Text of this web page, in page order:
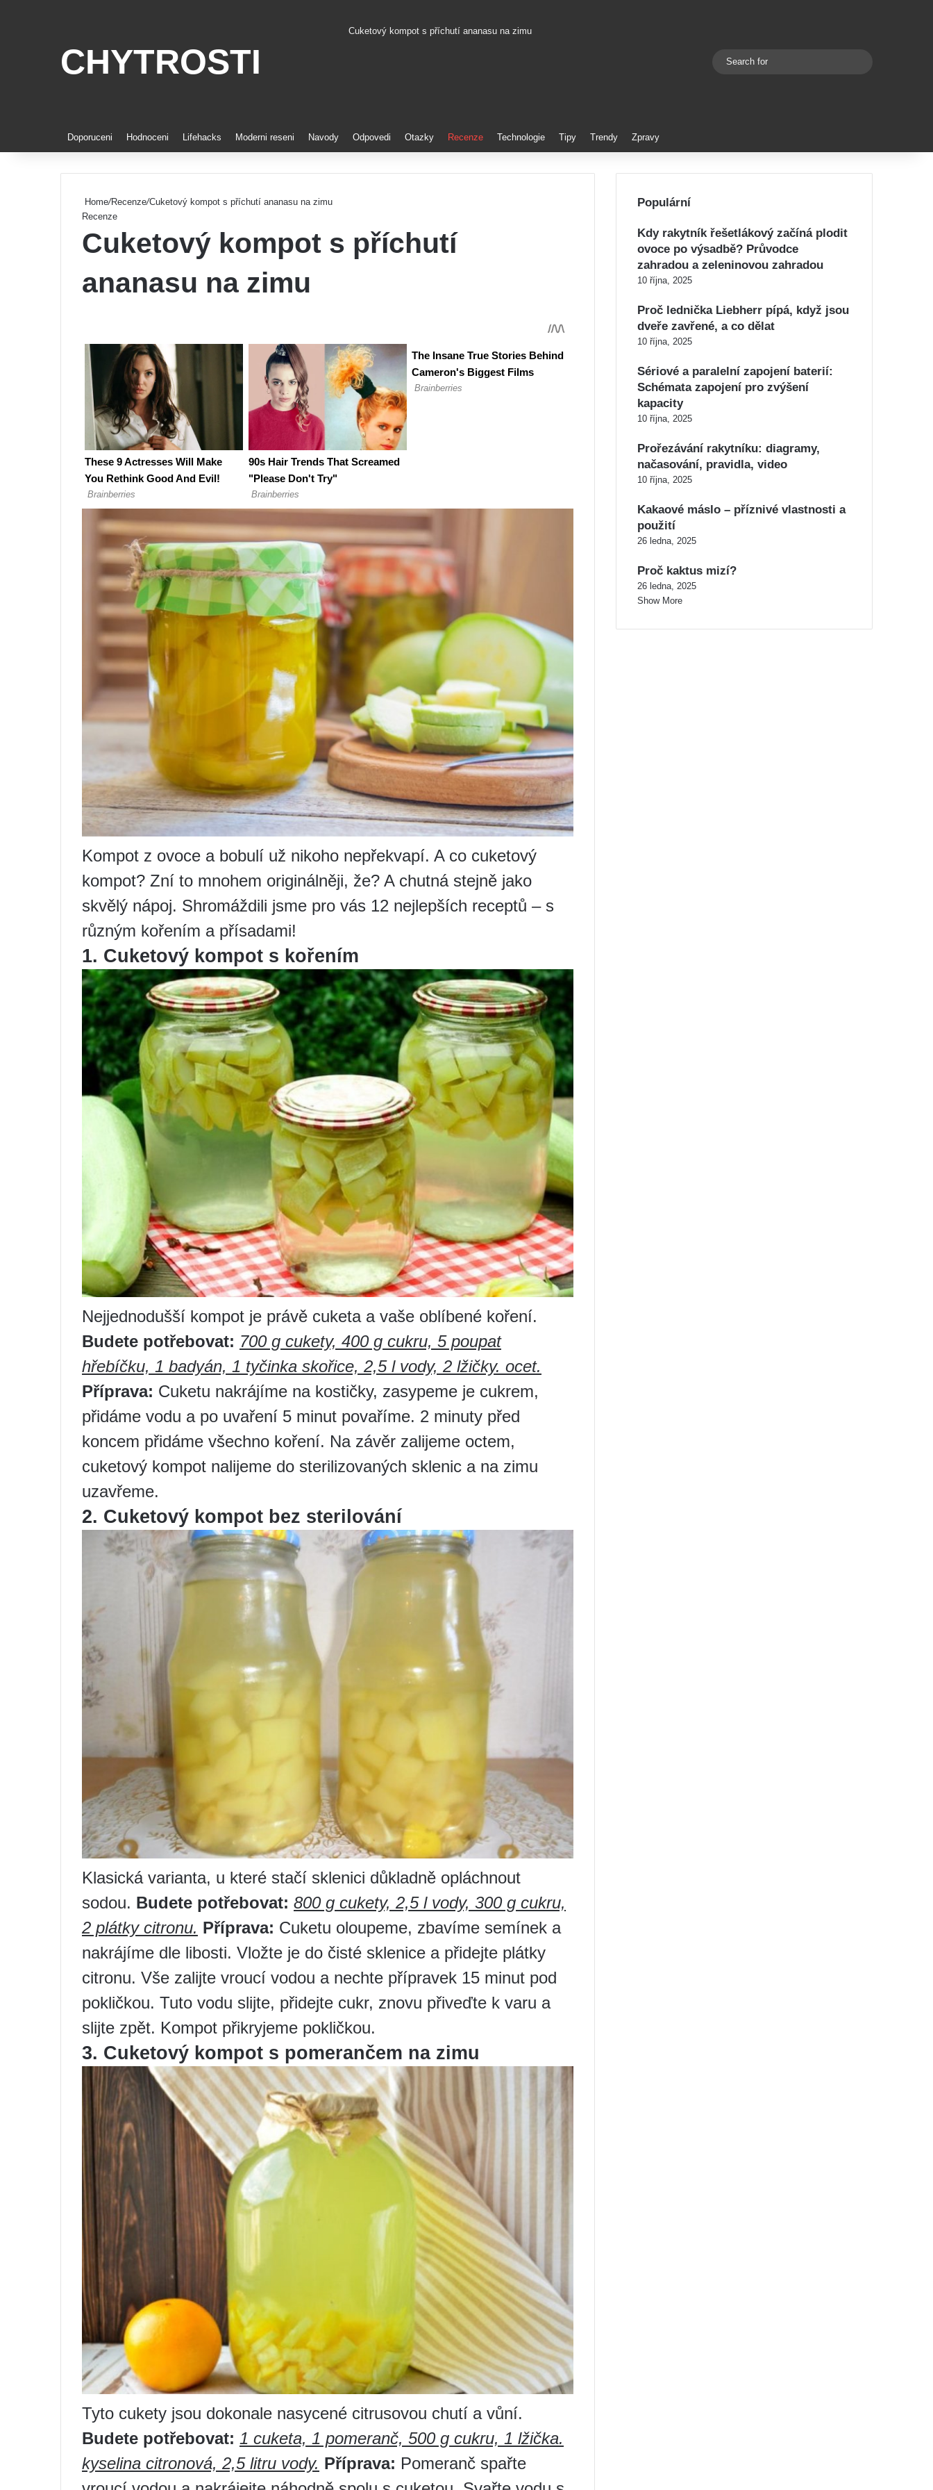
CHYTROSTI
Cuketový kompot s příchutí ananasu na zimu
Switch skin
Doporuceni Hodnoceni Lifehacks Moderni reseni Navody Odpovedi Otazky Recenze Technologie Tipy Trendy Zpravy
Home/Recenze/Cuketový kompot s příchutí ananasu na zimu
Recenze
Cuketový kompot s příchutí
ananasu na zimu
Kompot z ovoce a bobulí už nikoho nepřekvapí. A co cuketový
kompot? Zní to mnohem originálněji, že? A chutná stejně jako
skvělý nápoj. Shromáždili jsme pro vás 12 nejlepších receptů – s
různým kořením a přísadami!
1. Cuketový kompot s kořením
Nejjednodušší kompot je právě cuketa a vaše oblíbené koření.
Budete potřebovat: 700 g cukety, 400 g cukru, 5 poupat
hřebíčku, 1 badyán, 1 tyčinka skořice, 2,5 l vody, 2 lžičky. ocet.
Příprava: Cuketu nakrájíme na kostičky, zasypeme je cukrem,
přidáme vodu a po uvaření 5 minut povaříme. 2 minuty před
koncem přidáme všechno koření. Na závěr zalijeme octem,
cuketový kompot nalijeme do sterilizovaných sklenic a na zimu
uzavřeme.
2. Cuketový kompot bez sterilování
Klasická varianta, u které stačí sklenici důkladně opláchnout
sodou. Budete potřebovat: 800 g cukety, 2,5 l vody, 300 g cukru,
2 plátky citronu. Příprava: Cuketu oloupeme, zbavíme semínek a
nakrájíme dle libosti. Vložte je do čisté sklenice a přidejte plátky
citronu. Vše zalijte vroucí vodou a nechte přípravek 15 minut pod
pokličkou. Tuto vodu slijte, přidejte cukr, znovu přiveďte k varu a
slijte zpět. Kompot přikryjeme pokličkou.
3. Cuketový kompot s pomerančem na zimu
Tyto cukety jsou dokonale nasycené citrusovou chutí a vůní.
Budete potřebovat: 1 cuketa, 1 pomeranč, 500 g cukru, 1 lžička.
kyselina citronová, 2,5 litru vody. Příprava: Pomeranč spařte
Populární
Kdy rakytník řešetlákový začíná plodit
ovoce po výsadbě? Průvodce
zahradou a zeleninovou zahradou
10 října, 2025
Proč lednička Liebherr pípá, když jsou
dveře zavřené, a co dělat
10 října, 2025
Sériové a paralelní zapojení baterií:
Schémata zapojení pro zvýšení
kapacity
10 října, 2025
Prořezávání rakytníku: diagramy,
načasování, pravidla, video
10 října, 2025
Kakaové máslo – příznivé vlastnosti a
použití
26 ledna, 2025
Proč kaktus mizí?
26 ledna, 2025
Show More